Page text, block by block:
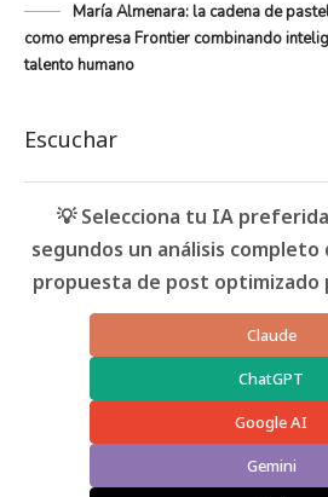
María Almenara: la cadena de
como empresa Frontier combinando
talento humano
Escuchar
💡 Selecciona tu IA
segundos un análisis
propuesta de post optimizado
Claude
ChatGPT
Google AI
Gemini